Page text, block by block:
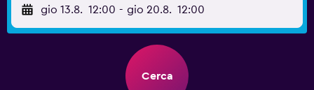
gio 13.8. 12:00 - gio 20.8. 12:00
Cerca